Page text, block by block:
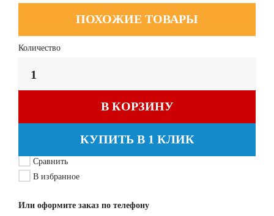
ПОХОЖИЕ ТОВАРЫ
Количество
В КОРЗИНУ
КУПИТЬ В 1 КЛИК
Сравнить
В избранное
Или оформите заказ по телефону